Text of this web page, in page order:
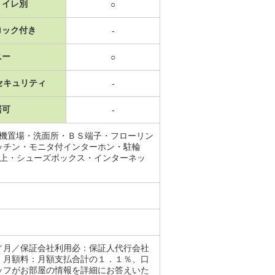
レ別 ○
ク付き -
ー ○
キュリティ -
可 -
置場・洗面所・ＢＳ端子・フローリン
ン・モニタ付インターホン・駐輪
・シューズボックス・インターネッ
／保証会社利用必：保証人代行会社
額料：月額支払合計の１．１％、口
がお部屋の情報を詳細にお答えいた